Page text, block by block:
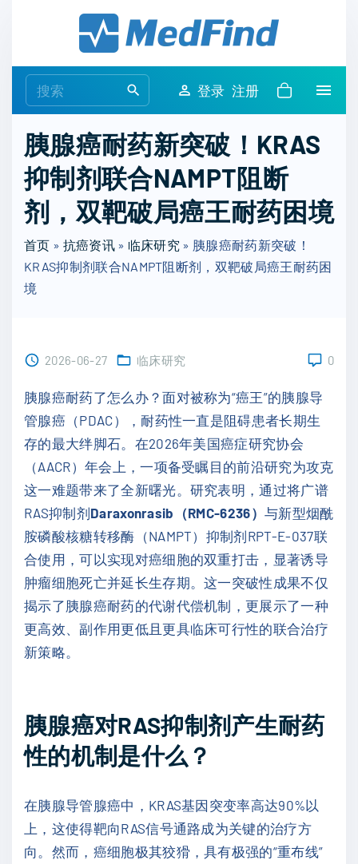
e
c
h
f
r
登录 注册
胰腺癌耐药新突破！KRAS
抑制剂联合NAMPT阻断
剂，双靶破局癌王耐药困境
首页 » 抗癌资讯» 临床研究 » 胰腺癌耐药新突破！
KRAS抑制剂联合NAMPT阻断剂，双靶破局癌王耐药困
境
2026-06-27 临床研究 0
胰腺癌耐药了怎么办？面对被称为“癌王”的胰腺导
管腺癌（PDAC），耐药性一直是阻碍患者长期生
存的最大绊脚石。在2026年美国癌症研究协会
（AACR）年会上，一项备受瞩目的前沿研究为攻克
这一难题带来了全新曙光。研究表明，通过将广谱
RAS抑制剂Daraxonrasib（RMC-6236） 与新型烟酰
胺磷酸核糖转移酶（NAMPT）抑制剂RPT-E-037联
合使用，可以实现对癌细胞的双重打击，显著诱导
肿瘤细胞死亡并延长生存期。这一突破性成果不仅
揭示了胰腺癌耐药的代谢代偿机制，更展示了一种
更高效、副作用更低且更具临床可行性的联合治疗
新策略。
胰腺癌对RAS抑制剂产生耐药
性的机制是什么？
在胰腺导管腺癌中，KRAS基因突变率高达90%以
上，这使得靶向RAS信号通路成为关键的治疗方
向。然而，癌细胞极其狡猾，具有极强的“重布线”